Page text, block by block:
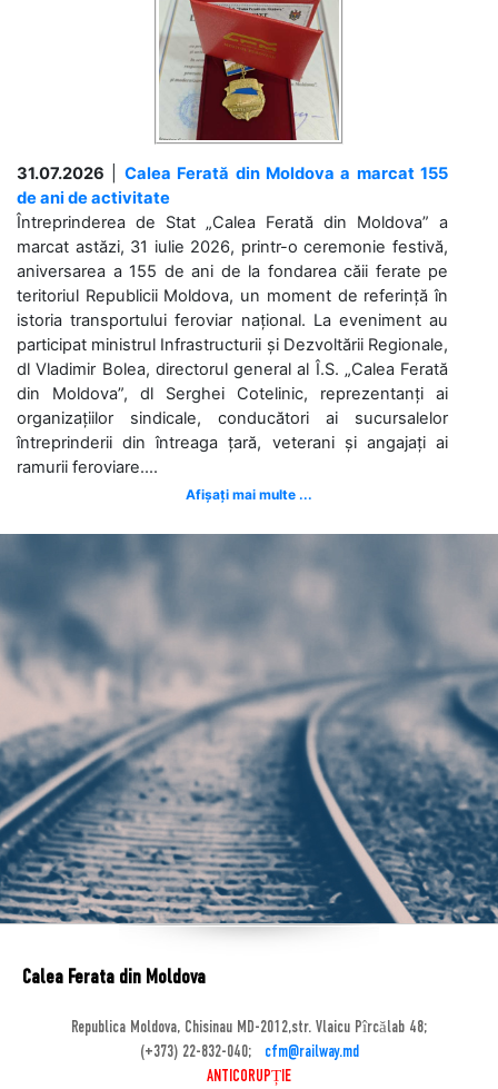
31.07.2026
Calea Ferată din Moldova a marcat 155
de ani de activitate
Întreprinderea de Stat „Calea Ferată din Moldova” a
marcat astăzi, 31 iulie 2026, printr-o ceremonie festivă,
aniversarea a 155 de ani de la fondarea căii ferate pe
teritoriul Republicii Moldova, un moment de referință în
istoria transportului feroviar național. La eveniment au
participat ministrul Infrastructurii și Dezvoltării Regionale,
dl Vladimir Bolea, directorul general al Î.S. „Calea Ferată
din Moldova”, dl Serghei Cotelinic, reprezentanți ai
organizațiilor sindicale, conducători ai sucursalelor
întreprinderii din întreaga țară, veterani și angajați ai
ramurii feroviare....
Afișați mai multe ...
Calea Ferata din Moldova
Republica Moldova, Chisinau MD-2012,str. Vlaicu Pîrcălab 48;
(+373) 22-832-040;
cfm@railway.md
ANTICORUPȚIE